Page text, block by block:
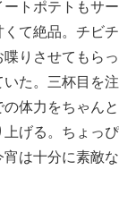
ートポテトもサ
くて絶品。チビ
喋りさせてもら
いた。三杯目を
体力をちゃん
上げる。ちょっ
は十分に素敵